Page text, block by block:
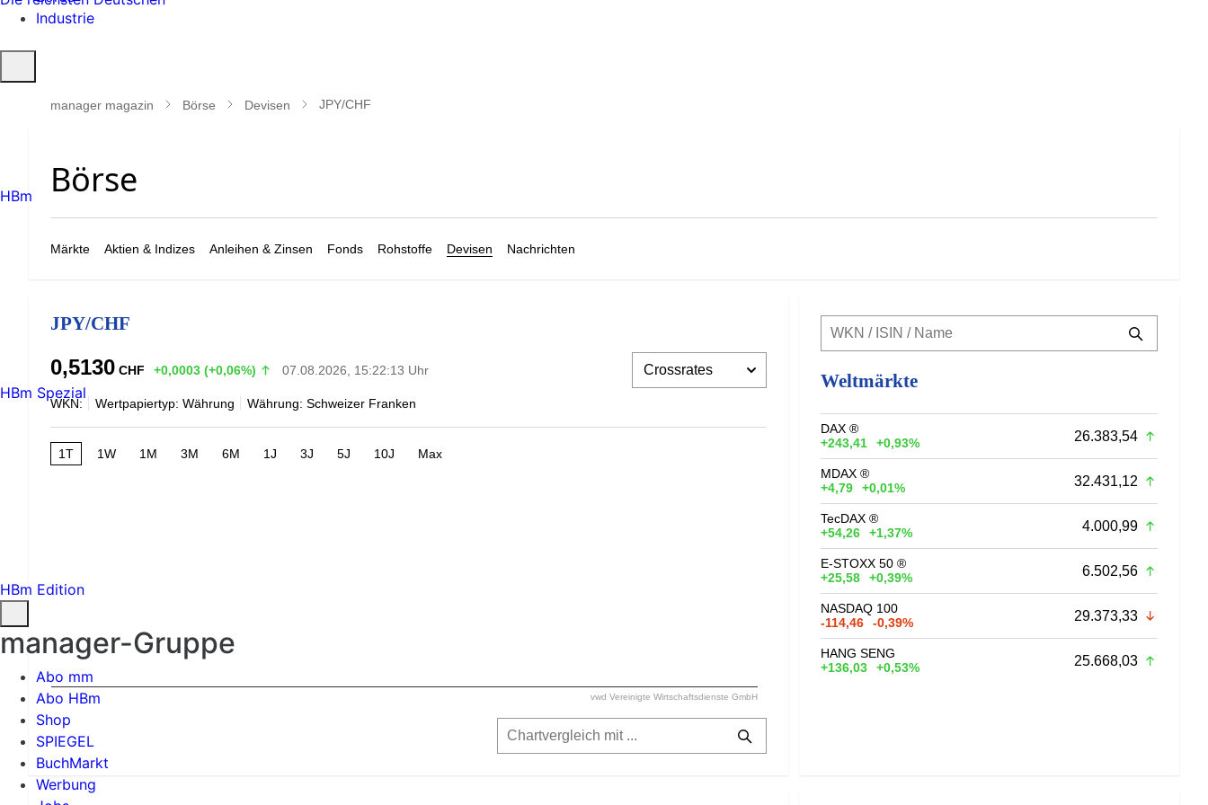
Industrie
öffnen
manager magazin Börse Devisen JPY/CHF
Märkte Aktien & Indizes Anleihen & Zinsen Fonds Rohstoffe Devisen Nachrichten
JPY/CHF
0,5130 CHF +0,0003 (+0,06%) 07.08.2026, 15:22:13 Uhr
WKN: Wertpapiertyp: Währung Währung: Schweizer Franken
1T 1W 1M 3M 6M 1J 3J 5J 10J Max
vwd Vereinigte Wirtschaftsdienste GmbH
Weltmärkte
DAX ®
+243,41
+0,93% 26.383,54
MDAX ®
+4,79
+0,01% 32.431,12
TecDAX ®
+54,26
+1,37% 4.000,99
E-STOXX 50 ®
+25,58
+0,39% 6.502,56
NASDAQ 100
-114,46
-0,39% 29.373,33
HANG SENG
+136,03
+0,53% 25.668,03
HBm
HBm Spezial
HBm Edition
manager-Gruppe
Abo mm
Abo HBm
Shop
SPIEGEL
BuchMarkt
Werbung